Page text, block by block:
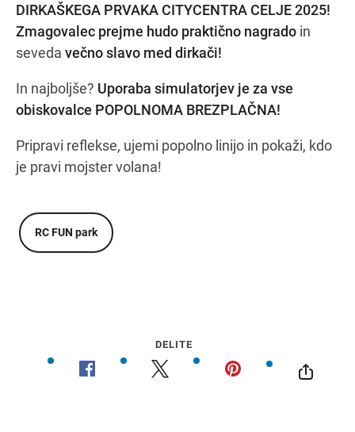
DIRKAŠKEGA PRVAKA CITYCENTRA CELJE 2025!
Zmagovalec prejme hudo praktično nagrado in
seveda večno slavo med dirkači!
In najboljše? Uporaba simulatorjev je za vse
obiskovalce POPOLNOMA BREZPLAČNA!
Pripravi reflekse, ujemi popolno linijo in pokaži, kdo
je pravi mojster volana!
RC FUN park
DELITE